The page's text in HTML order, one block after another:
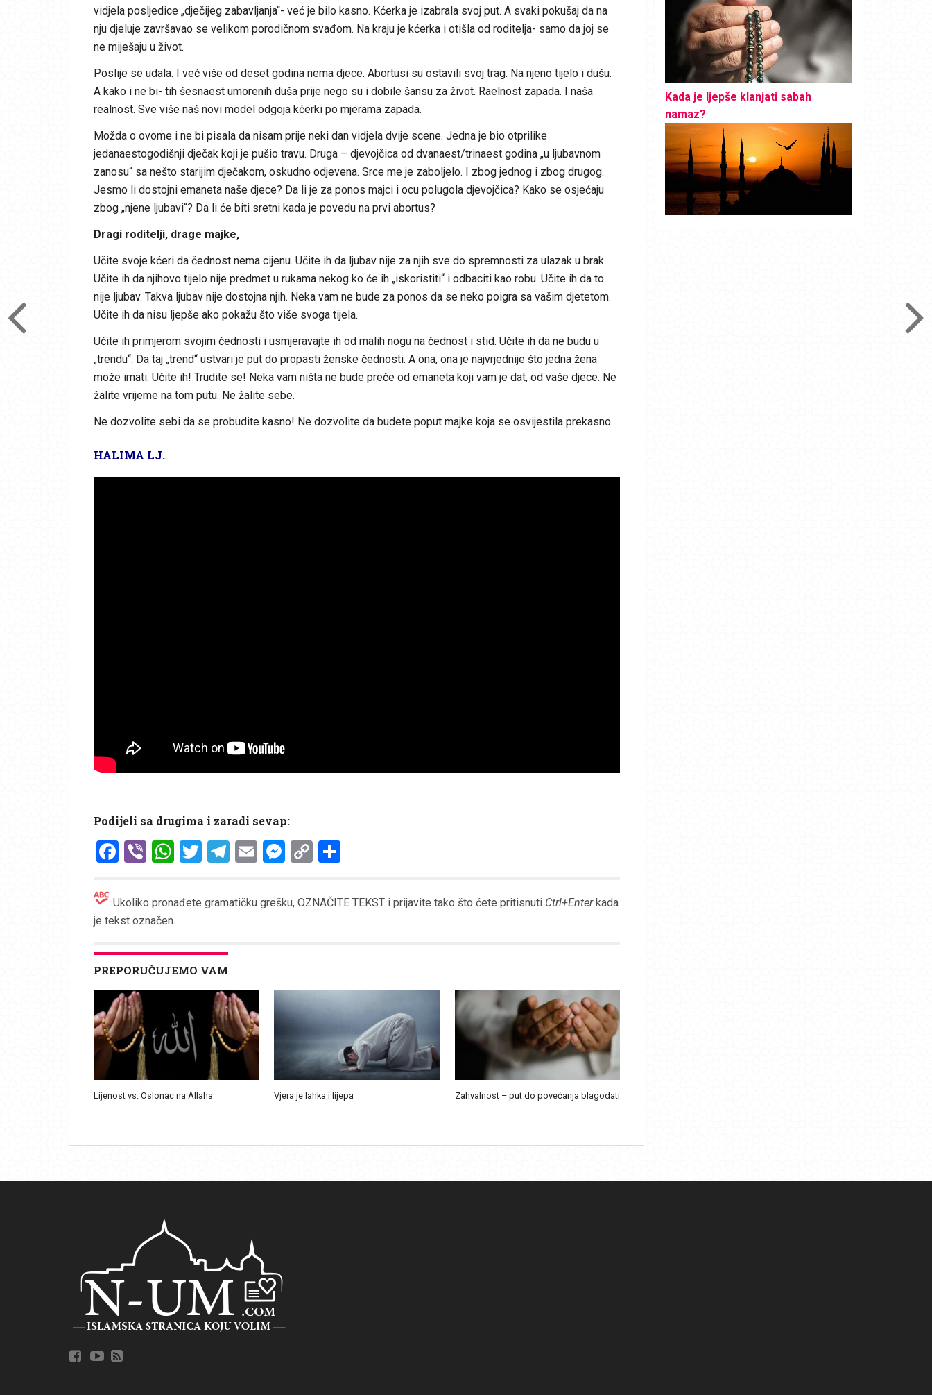
vidjela posljedice „dječijeg zabavljanja“- već je bilo kasno. Kćerka je izabrala svoj put. A svaki pokušaj da na
nju djeluje završavao se velikom porodičnom svađom. Na kraju je kćerka i otišla od roditelja- samo da joj se
ne miješaju u život.
Poslije se udala. I već više od deset godina nema djece. Abortusi su ostavili svoj trag. Na njeno tijelo i dušu.
A kako i ne bi- tih šesnaest umorenih duša prije nego su i dobile šansu za život. Raelnost zapada. I naša
realnost. Sve više naš novi model odgoja kćerki po mjerama zapada.
Možda o ovome i ne bi pisala da nisam prije neki dan vidjela dvije scene. Jedna je bio otprilike
jedanaestogodišnji dječak koji je pušio travu. Druga – djevojčica od dvanaest/trinaest godina „u ljubavnom
zanosu“ sa nešto starijim dječakom, oskudno odjevena. Srce me je zaboljelo. I zbog jednog i zbog drugog.
Jesmo li dostojni emaneta naše djece? Da li je za ponos majci i ocu polugola djevojčica? Kako se osjećaju
zbog „njene ljubavi“? Da li će biti sretni kada je povedu na prvi abortus?
Dragi roditelji, drage majke,
Učite svoje kćeri da čednost nema cijenu. Učite ih da ljubav nije za njih sve do spremnosti za ulazak u brak.
Učite ih da njihovo tijelo nije predmet u rukama nekog ko će ih „iskoristiti“ i odbaciti kao robu. Učite ih da to
nije ljubav. Takva ljubav nije dostojna njih. Neka vam ne bude za ponos da se neko poigra sa vašim djetetom.
Učite ih da nisu ljepše ako pokažu što više svoga tijela.
Učite ih primjerom svojim čednosti i usmjeravajte ih od malih nogu na čednost i stid. Učite ih da ne budu u
„trendu“. Da taj „trend“ ustvari je put do propasti ženske čednosti. A ona, ona je najvrjednije što jedna žena
može imati. Učite ih! Trudite se! Neka vam ništa ne bude preče od emaneta koji vam je dat, od vaše djece. Ne
žalite vrijeme na tom putu. Ne žalite sebe.
Ne dozvolite sebi da se probudite kasno! Ne dozvolite da budete poput majke koja se osvijestila prekasno.
HALIMA LJ.
Podijeli sa drugima i zaradi sevap:
Facebook
ViberWhatsApp
Twitter
Telegram
EmailMessenger
CopyShare
Ukoliko pronađete gramatičku grešku, OZNAČITE TEKST i prijavite tako što ćete pritisnuti Ctrl+Enterkada
je tekst označen.
PREPORUČUJEMO VAM
Lijenost vs. Oslonac na Allaha Vjera je lahka i lijepa Zahvalnost – put do povećanja blagodati
Kada je ljepše klanjati sabah
namaz?